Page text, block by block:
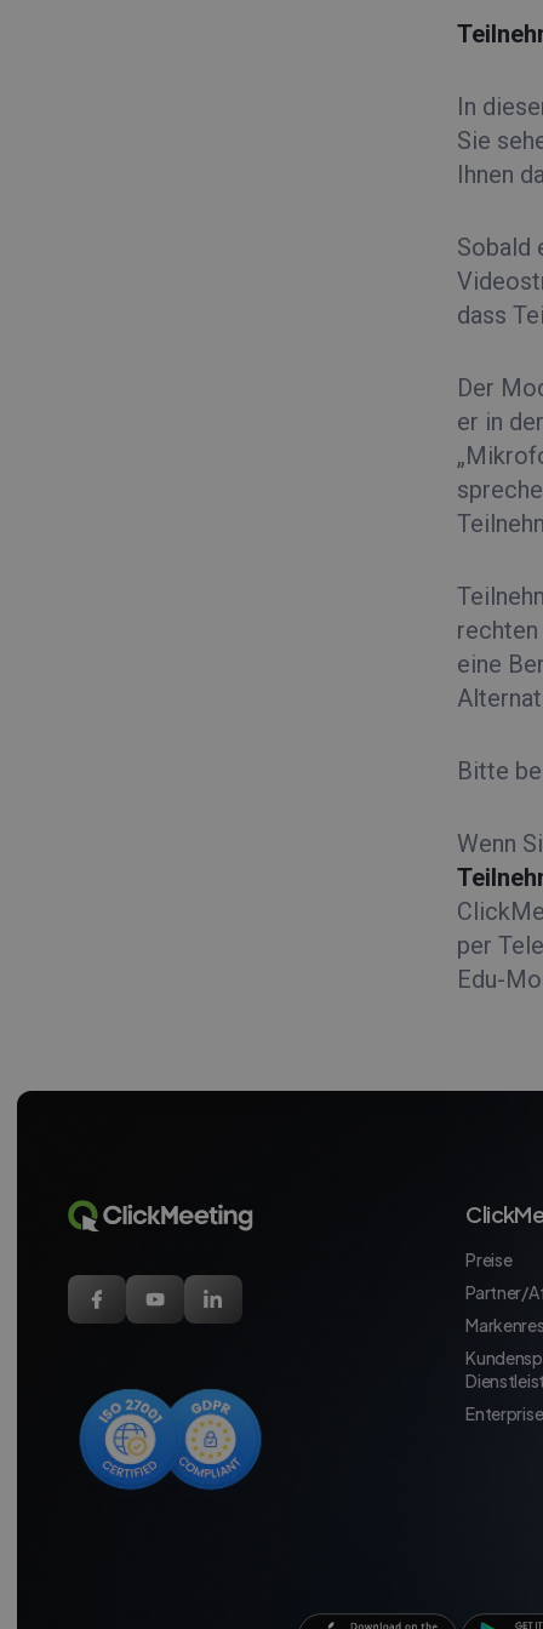
In
Sie
Ihnen
Sobald
dass
Der
er in
eine
Bitte
Wenn
per
Edu-
Preise
Partner/
Enterprise